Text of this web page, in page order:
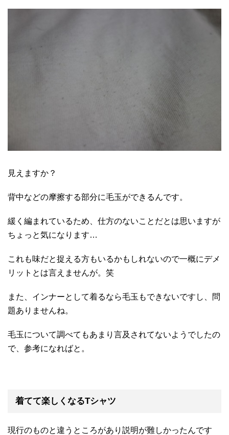
見えますか？
背中などの摩擦する部分に毛玉ができるんです。
緩く編まれているため、仕方のないことだとは思いますが
ちょっと気になります…
これも味だと捉える方もいるかもしれないので一概にデメ
リットとは言えませんが。笑
また、インナーとして着るなら毛玉もできないですし、問
題ありませんね。
毛玉について調べてもあまり言及されてないようでしたの
で、参考になればと。
着てて楽しくなるTシャツ
現行のものと違うところがあり説明が難しかったんです